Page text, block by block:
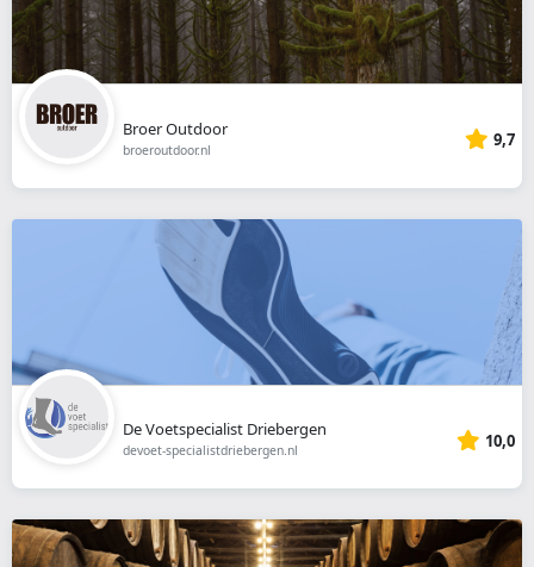
Broer Outdoor
broeroutdoor.nl 9,7
De Voetspecialist Driebergen
devoet-specialistdriebergen.nl 10,0